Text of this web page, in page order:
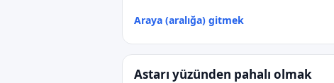
Araya (aralığa) gitmek
Astarı yüzünden pahalı olmak